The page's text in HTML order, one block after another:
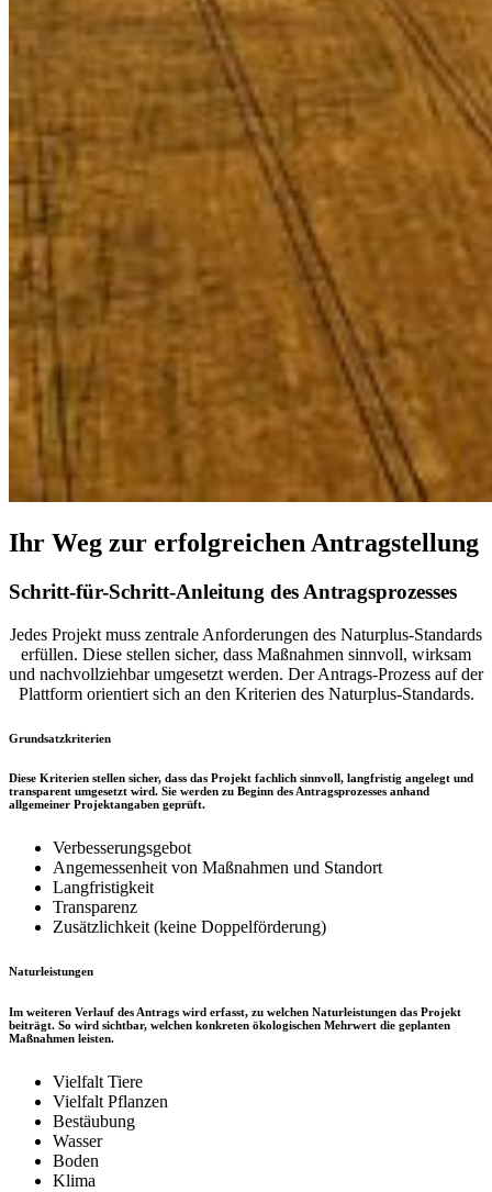
Ihr Weg zur erfolgreichen Antragstellung
Schritt-für-Schritt-Anleitung des Antragsprozesses
Jedes Projekt muss zentrale Anforderungen des Naturplus-Standards
erfüllen. Diese stellen sicher, dass Maßnahmen sinnvoll, wirksam
und nachvollziehbar umgesetzt werden. Der Antrags-Prozess auf der
Plattform orientiert sich an den Kriterien des Naturplus-Standards.
Grundsatzkriterien
Diese Kriterien stellen sicher, dass das Projekt fachlich sinnvoll, langfristig angelegt und
transparent umgesetzt wird. Sie werden zu Beginn des Antragsprozesses anhand
allgemeiner Projektangaben geprüft.
Verbesserungsgebot
Angemessenheit von Maßnahmen und Standort
Langfristigkeit
Transparenz
Zusätzlichkeit (keine Doppelförderung)
Naturleistungen
Im weiteren Verlauf des Antrags wird erfasst, zu welchen Naturleistungen das Projekt
beiträgt. So wird sichtbar, welchen konkreten ökologischen Mehrwert die geplanten
Maßnahmen leisten.
Vielfalt Tiere
Vielfalt Pflanzen
Bestäubung
Wasser
Boden
Klima